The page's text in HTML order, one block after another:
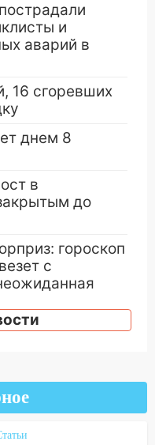
и
аварий в
16 сгоревших
днем 8
в
до
гороскоп
с
объявили
смогут
платежа